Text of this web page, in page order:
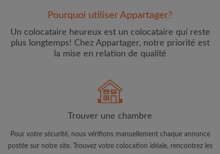
Prénom
Pourquoi utiliser Appartager?
Un colocataire heureux est un colocataire qui reste
plus longtemps! Chez Appartager, notre priorité est
la mise en relation de qualité
Trouver une chambre
Pour votre sécurité, nous vérifions manuellement chaque annonce
postée sur notre site. Trouvez votre colocation idéale, rencontrez les